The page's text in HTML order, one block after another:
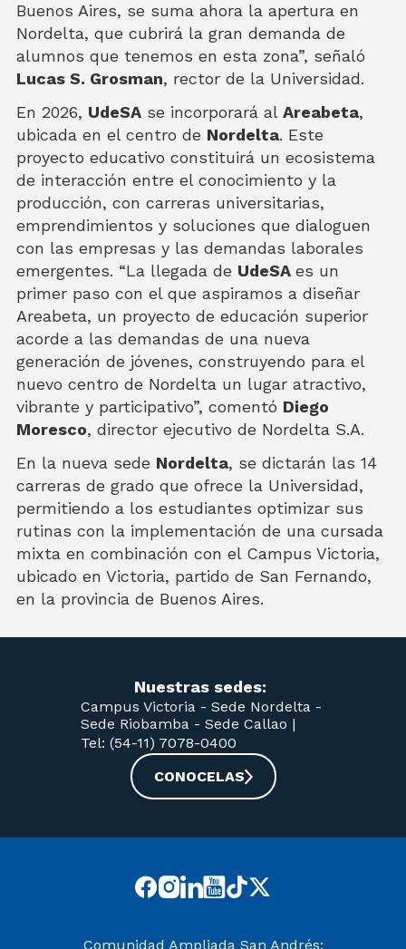
Buenos Aires, se suma ahora la apertura en
Nordelta, que cubrirá la gran demanda de
alumnos que tenemos en esta zona”, señaló
Lucas S. Grosman, rector de la Universidad.
En 2026, UdeSA se incorporará al Areabeta,
ubicada en el centro de Nordelta. Este
proyecto educativo constituirá un ecosistema
de interacción entre el conocimiento y la
producción, con carreras universitarias,
emprendimientos y soluciones que dialoguen
con las empresas y las demandas laborales
emergentes. “La llegada de UdeSA es un
primer paso con el que aspiramos a diseñar
Areabeta, un proyecto de educación superior
acorde a las demandas de una nueva
generación de jóvenes, construyendo para el
nuevo centro de Nordelta un lugar atractivo,
vibrante y participativo”, comentó Diego
Moresco, director ejecutivo de Nordelta S.A.
En la nueva sede Nordelta, se dictarán las 14
carreras de grado que ofrece la Universidad,
permitiendo a los estudiantes optimizar sus
rutinas con la implementación de una cursada
mixta en combinación con el Campus Victoria,
ubicado en Victoria, partido de San Fernando,
en la provincia de Buenos Aires.
Nuestras sedes:
Campus Victoria - Sede Nordelta -
Sede Riobamba - Sede Callao |
Tel: (54-11) 7078-0400
CONOCELAS
Comunidad Ampliada San Andrés: